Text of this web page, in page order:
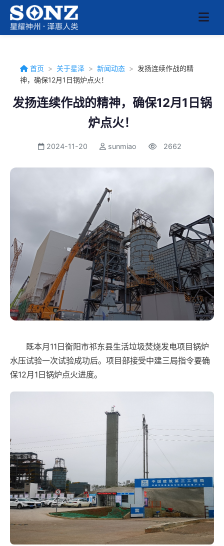
首页 > 关于星泽 > 新闻动态 > 发扬连续作战的精
神，确保12月1日锅炉点火！
发扬连续作战的精神，确保12月1日锅
炉点火！
2024-11-20 sunmiao 2662
既本月11日衡阳市祁东县生活垃圾焚烧发电项目锅炉
水压试验一次试验成功后。项目部接受中建三局指令要确
保12月1日锅炉点火进度。